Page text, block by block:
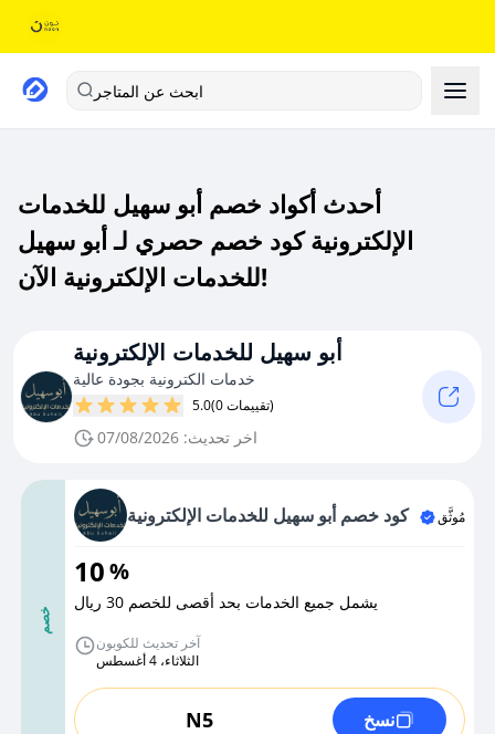
ابحث عن المتاجر
أحدث أكواد خصم أبو سهيل للخدمات
الإلكترونية كود خصم حصري لـ أبو سهيل
للخدمات الإلكترونية الآن!
أبو سهيل للخدمات الإلكترونية
خدمات الكترونية بجودة عالية
5.0 (0 تقييمات)
اخر تحديث: 07/08/2026
خصم
كود خصم أبو سهيل للخدمات الإلكترونية مُوثَّق
10%
يشمل جميع الخدمات بحد أقصى للخصم 30 ريال
آخر تحديث للكوبون
الثلاثاء، 4 أغسطس
N5 نسخ